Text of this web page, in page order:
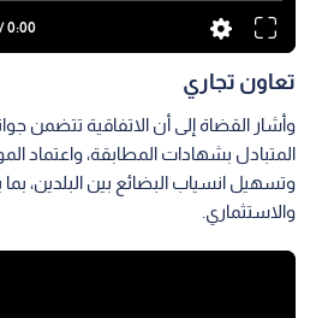
/ 0:00
تعاون تجاري
وأشار القضاة إلى أن الاتفاقية تتضمن
المتبادل بشهادات المطابقة، واعتماد
وتسهيل انسياب البضائع بين البلدين، بما
والاستثماري.